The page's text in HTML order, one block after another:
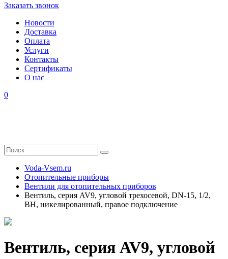
Заказать звонок
Новости
Доставка
Оплата
Услуги
Контакты
Cертификаты
О нас
0
Voda-Vsem.ru
Отопительные приборы
Вентили для отопительных приборов
Вентиль, серия AV9, угловой трехосевой, DN-15, 1/2,
ВН, никелированный, правое подключение
Вентиль, серия AV9, угловой